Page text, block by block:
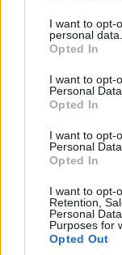
not limited to your
grant or deny
use your data for
consent section.
I want to opt-
personal data.
Opted In
I want to opt-
Personal Data.
Opted In
I want to opt-
Personal
Opted In
I want to opt-
Retention,
Personal
Purposes for
Opted Out
σχολείο του ο
7/08/2026 - 3:26μμ